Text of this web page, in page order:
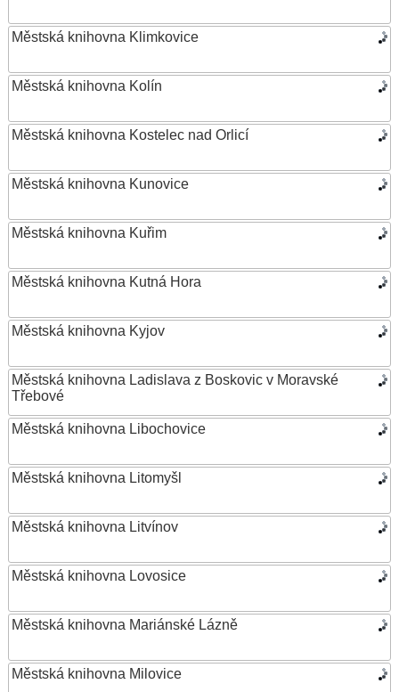
Městská knihovna Klimkovice
Městská knihovna Kolín
Městská knihovna Kostelec nad Orlicí
Městská knihovna Kunovice
Městská knihovna Kuřim
Městská knihovna Kutná Hora
Městská knihovna Kyjov
Městská knihovna Ladislava z Boskovic v Moravské
Třebové
Městská knihovna Libochovice
Městská knihovna Litomyšl
Městská knihovna Litvínov
Městská knihovna Lovosice
Městská knihovna Mariánské Lázně
Městská knihovna Milovice